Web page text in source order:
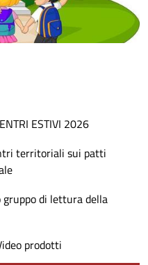
ESTIVI 2026
territoriali sui patti
gruppo di lettura della
prodotti